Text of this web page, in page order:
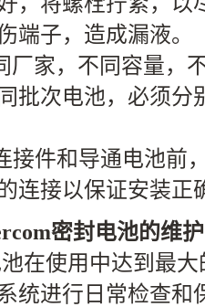
端子，造成漏液。
厂家，不同容量，
批次电池，必须分
接件和导通电池前
连接以保证安装正
密封电池的维
池在使用中达到最
统进行日常检查和